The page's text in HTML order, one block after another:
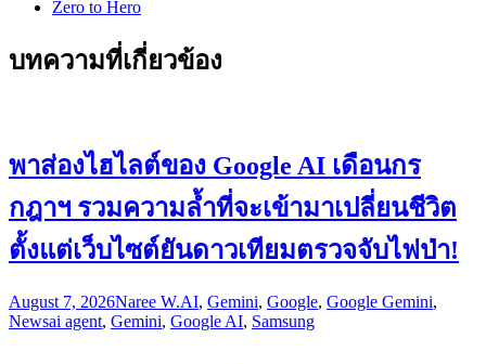
Zero to Hero
บทความที่เกี่ยวข้อง
พาส่องไฮไลต์ของ Google AI เดือนกร
กฎาฯ รวมความล้ำที่จะเข้ามาเปลี่ยนชีวิต
ตั้งแต่เว็บไซต์ยันดาวเทียมตรวจจับไฟป่า!
August 7, 2026Naree W.AI, Gemini, Google, Google Gemini,
Newsai agent, Gemini, Google AI, Samsung